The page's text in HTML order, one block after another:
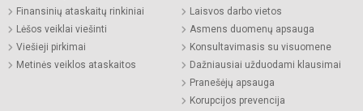
Finansinių ataskaitų rinkiniai
Lėšos veiklai viešinti
Viešieji pirkimai
Metinės veiklos ataskaitos
Laisvos darbo vietos
Asmens duomenų apsauga
Konsultavimasis su visuomene
Dažniausiai užduodami klausimai
Pranešėjų apsauga
Korupcijos prevencija